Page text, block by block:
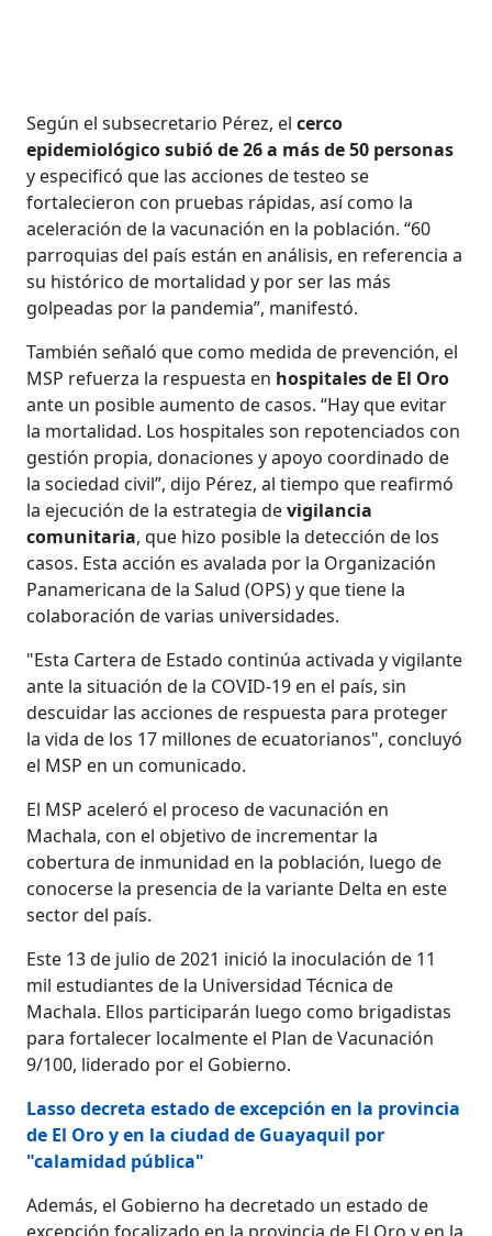
Según el subsecretario Pérez, elcerco
epidemiológico subió de 26 a más de 50 personas
y especificó que las acciones de testeo se
fortalecieron con pruebas rápidas, así como la
aceleración de la vacunación en la población. “60
parroquias del país están en análisis, en referencia a
su histórico de mortalidad y por ser las más
golpeadas por la pandemia”, manifestó.
También señaló que como medida de prevención, el
MSP refuerza la respuesta en hospitales de El Oro
ante un posible aumento de casos. “Hay que evitar
la mortalidad. Los hospitales son repotenciados con
gestión propia, donaciones y apoyo coordinado de
la sociedad civil”, dijo Pérez, al tiempo que reafirmó
la ejecución de la estrategia devigilancia
comunitaria, que hizo posible la detección de los
casos. Esta acción es avalada por la Organización
Panamericana de la Salud (OPS) y que tiene la
colaboración de varias universidades.
"Esta Cartera de Estado continúa activada y vigilante
ante la situación de la COVID-19 en el país, sin
descuidar las acciones de respuesta para proteger
la vida de los 17 millones de ecuatorianos", concluyó
el MSP en un comunicado.
El MSP aceleró el proceso de vacunación en
Machala, con el objetivo de incrementar la
cobertura de inmunidad en la población, luego de
conocerse la presencia de la variante Delta en este
sector del país.
Este 13 de julio de 2021 inició la inoculación de 11
mil estudiantes de la Universidad Técnica de
Machala. Ellos participarán luego como brigadistas
para fortalecer localmente el Plan de Vacunación
9/100, liderado por el Gobierno.
Lasso decreta estado de excepción en la provincia
de El Oro y en la ciudad de Guayaquil por
"calamidad pública"
Además, el Gobierno ha decretado un estado de